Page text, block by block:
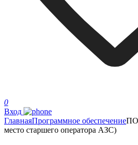
0
Вход
ГлавнаяПрограммное обеспечениеПО
место старшего оператора АЗС)